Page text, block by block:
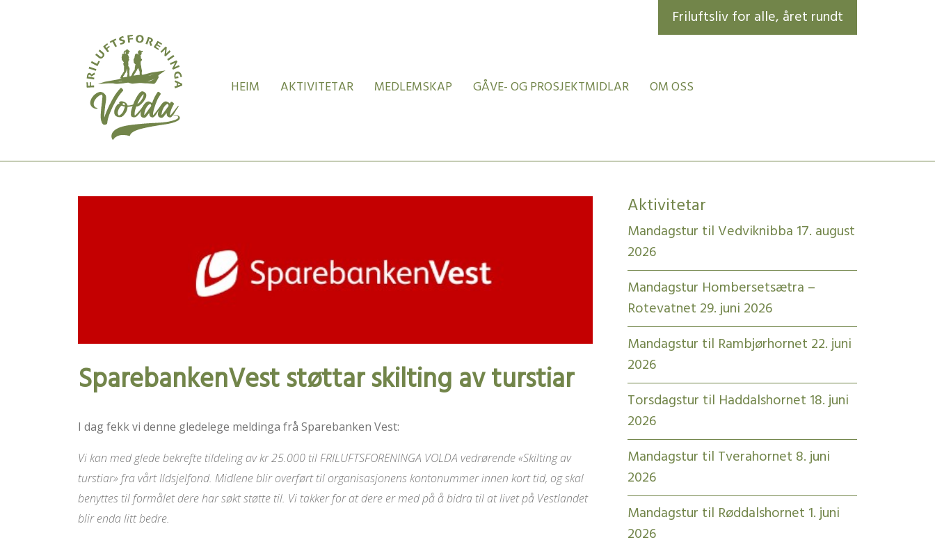
Friluftsliv for alle, året rundt
HEIM AKTIVITETAR MEDLEMSKAP GÅVE- OG PROSJEKTMIDLAR OM OSS
SparebankenVest støttar skilting av turstiar
I dag fekk vi denne gledelege meldinga frå Sparebanken Vest:
Vi kan med glede bekrefte tildeling av kr 25.000 til FRILUFTSFORENINGA VOLDA vedrørende «Skilting av
turstiar» fra vårt Ildsjelfond. Midlene blir overført til organisasjonens kontonummer innen kort tid, og skal
benyttes til formålet dere har søkt støtte til. Vi takker for at dere er med på å bidra til at livet på Vestlandet
blir enda litt bedre.
Aktivitetar
Mandagstur til Vedviknibba 17. august
2026
Mandagstur Hombersetsætra –
Rotevatnet 29. juni 2026
Mandagstur til Rambjørhornet 22. juni
2026
Torsdagstur til Haddalshornet 18. juni
2026
Mandagstur til Tverahornet 8. juni
2026
Mandagstur til Røddalshornet 1. juni
2026